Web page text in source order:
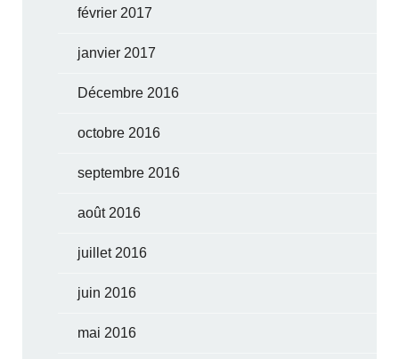
février 2017
janvier 2017
Décembre 2016
octobre 2016
septembre 2016
août 2016
juillet 2016
juin 2016
mai 2016